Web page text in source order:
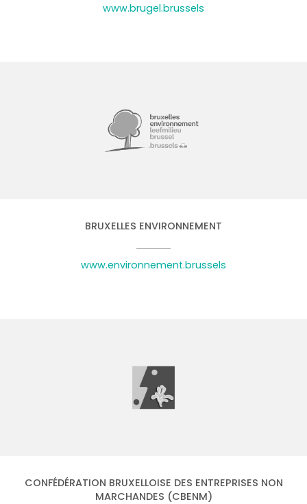
www.brugel.brussels
BRUXELLES ENVIRONNEMENT
www.environnement.brussels
CONFÉDÉRATION BRUXELLOISE DES ENTREPRISES NON
MARCHANDES (CBENM)